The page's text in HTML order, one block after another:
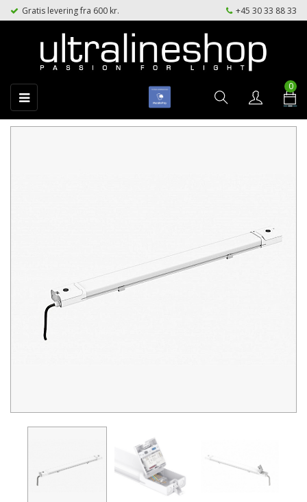
Gratis levering fra 600 kr. +45 30 33 88 33
Toggle
navigation
☰
0